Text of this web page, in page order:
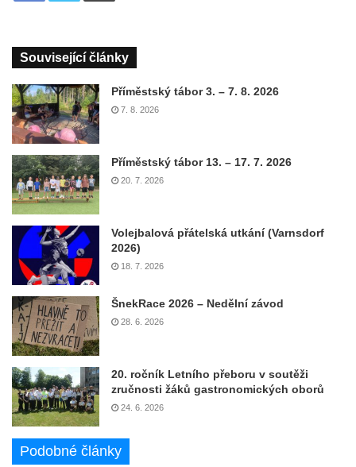
Související články
Příměstský tábor 3. – 7. 8. 2026
7. 8. 2026
Příměstský tábor 13. – 17. 7. 2026
20. 7. 2026
Volejbalová přátelská utkání (Varnsdorf
2026)
18. 7. 2026
ŠnekRace 2026 – Nedělní závod
28. 6. 2026
20. ročník Letního přeboru v soutěži
zručnosti žáků gastronomických oborů
24. 6. 2026
Podobné články